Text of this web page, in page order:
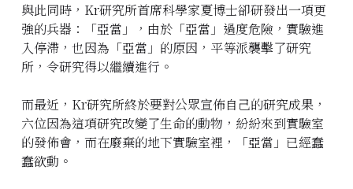
與此同時，Kr研究所首席科學家夏博士卻研發出一項更
強的兵器：「亞當」，由於「亞當」過度危險，實驗進
入停滯，也因為「亞當」的原因，平等派襲擊了研究
所，令研究得以繼續進行。
而最近，Kr研究所終於要對公眾宣佈自己的研究成果，
六位因為這項研究改變了生命的動物，紛紛來到實驗室
的發佈會，而在廢棄的地下實驗室裡，「亞當」已經蠢
蠢欲動。